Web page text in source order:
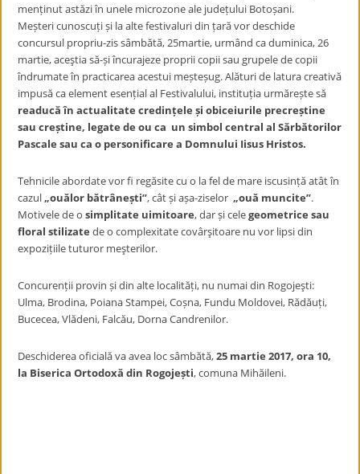
menținut astăzi în unele microzone ale județului Botoșani.
Meșteri cunoscuți și la alte festivaluri din țară vor deschide
concursul propriu-zis sâmbătă, 25martie, urmând ca duminica, 26
martie, aceştia să-și încurajeze proprii copii sau grupele de copii
îndrumate în practicarea acestui meșteșug. Alături de latura creativă
impusă ca element esențial al Festivalului, instituția urmărește să
readucă în actualitate credințele și obiceiurile precreștine
sau creștine, legate de ou ca un simbol central al Sărbătorilor
Pascale sau ca o personificare a Domnului Iisus Hristos.
Tehnicile abordate vor fi regăsite cu o la fel de mare iscusință atât în
cazul„ouălor bătrânești”, cât și așa-ziselor „ouă muncite”.
Motivele de osimplitate uimitoare, dar și celegeometrice sau
floral stilizate de o complexitate covârşitoare nu vor lipsi din
expozițiile tuturor meşterilor.
Concurenții provin și din alte localități, nu numai din Rogojeşti:
Ulma, Brodina, Poiana Stampei, Coșna, Fundu Moldovei, Rădăuți,
Bucecea, Vlădeni, Falcău, Dorna Candrenilor.
Deschiderea oficială va avea loc sâmbătă,25 martie 2017, ora 10,
la Biserica Ortodoxă din Rogojești, comuna Mihăileni.